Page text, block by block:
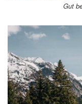
Gut